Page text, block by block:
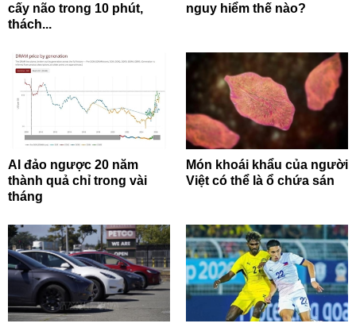
cấy não trong 10 phút,
thách...
nguy hiểm thế nào?
AI đảo ngược 20 năm
thành quả chỉ trong vài
tháng
Món khoái khẩu của người
Việt có thể là ổ chứa sán